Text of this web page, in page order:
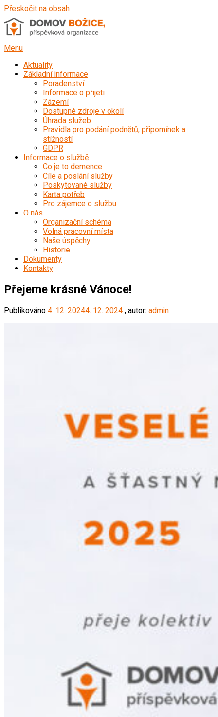
Přeskočit na obsah
Menu
Aktuality
Základní informace
Poradenství
Informace o přijetí
Zázemí
Dostupné zdroje v okolí
Úhrada služeb
Pravidla pro podání podnětů, připomínek a
stížností
GDPR
Informace o službě
Co je to demence
Cíle a poslání služby
Poskytované služby
Karta potřeb
Pro zájemce o službu
O nás
Organizační schéma
Volná pracovní místa
Naše úspěchy
Historie
Dokumenty
Kontakty
Přejeme krásné Vánoce!
Publikováno 4. 12. 20244. 12. 2024 , autor: admin